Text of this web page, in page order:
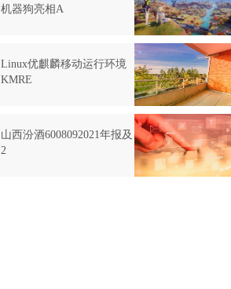
机器狗亮相A
Linux优麒麟移动运行环境
KMRE
山西汾酒6008092021年报及
2